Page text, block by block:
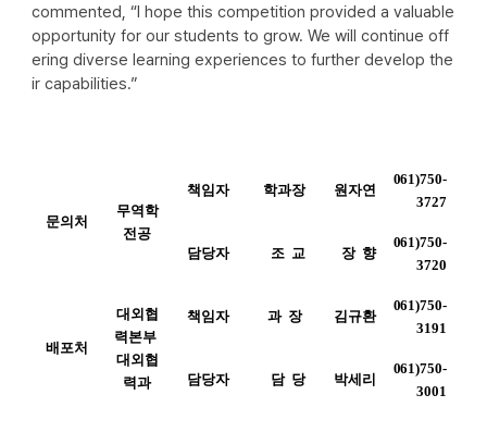
commented, “I hope this competition provided a valuable
opportunity for our students to grow. We will continue off
ering diverse learning experiences to further develop the
ir capabilities.”
문의처
무역학
전공
책임자 학과장 원자연
061)750-
3727
담당자 조  교 장  향
061)750-
3720
배포처
대외협
력본부
대외협
력과
책임자 과  장 김규환
061)750-
3191
담당자 담  당 박세리
061)750-
3001